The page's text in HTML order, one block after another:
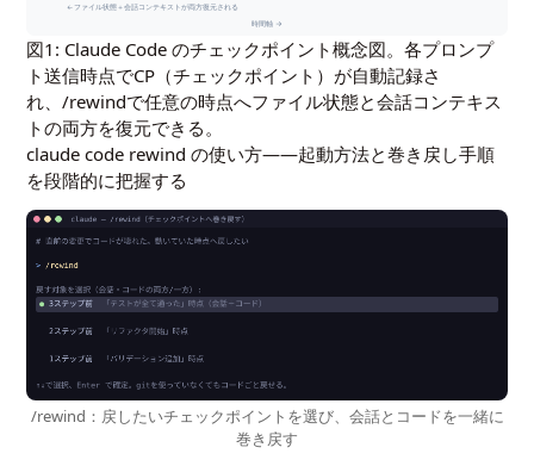
← ファイル状態＋会話コンテキストが両方復元される
時間軸 →
図1: Claude Code のチェックポイント概念図。各プロンプ
ト送信時点でCP（チェックポイント）が自動記録さ
れ、/rewindで任意の時点へファイル状態と会話コンテキス
トの両方を復元できる。
claude code rewind の使い方――起動方法と巻き戻し手順
を段階的に把握する
/rewind：戻したいチェックポイントを選び、会話とコードを一緒に
巻き戻す